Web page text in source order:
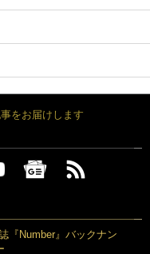
をお届けします
『Number』バックナン